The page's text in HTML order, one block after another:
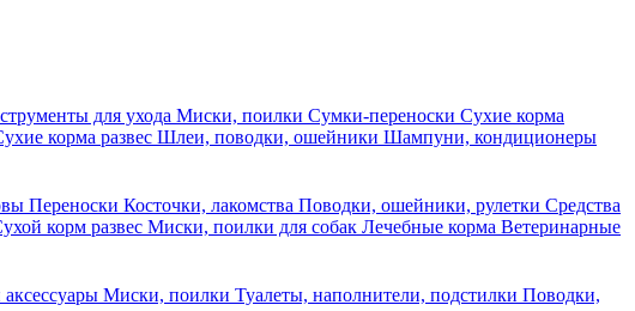
для ухода Миски, поилки Сумки-переноски Сухие корма
корма развес Шлеи, поводки, ошейники Шампуни, кондиционеры
Переноски Косточки, лакомства Поводки, ошейники, рулетки Средства
корм развес Миски, поилки для собак Лечебные корма Ветеринарные
Миски, поилки Туалеты, наполнители, подстилки Поводки,